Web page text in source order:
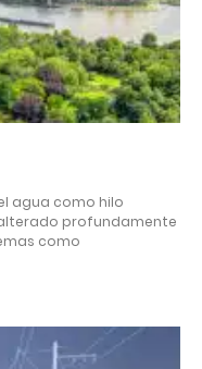
agua como hilo
profundamente
como